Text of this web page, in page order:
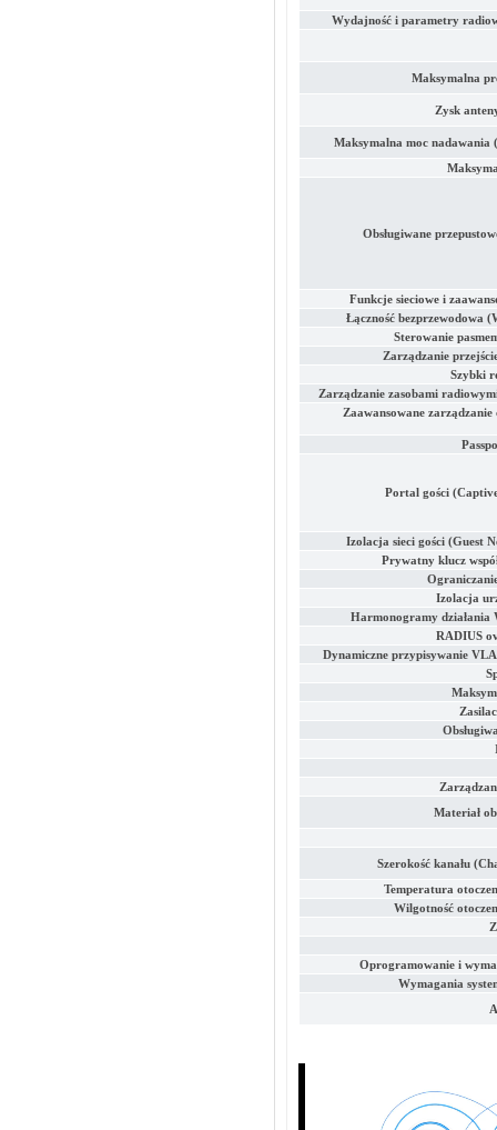
Wydajność i parametry
Maksymalna
Zysk
Maksymalna moc nadawania
Obsługiwane
Funkcje sieciowe i
Łączność bezprzewodowa
Sterowanie
Zarządzanie
Szybki
Zarządzanie zasobami
Zaawansowane zarządzanie
Portal gości
Izolacja sieci gości (Guest
Prywatny klucz
Izolacja
Harmonogramy działania
RADIUS
Dynamiczne przypisywanie
Materiał
Szerokość kanału
Temperatura
Wilgotność
Oprogramowanie i
Wymagania